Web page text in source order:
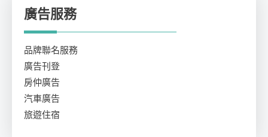
廣告服務
品牌聯名服務
廣告刊登
房仲廣告
汽車廣告
旅遊住宿